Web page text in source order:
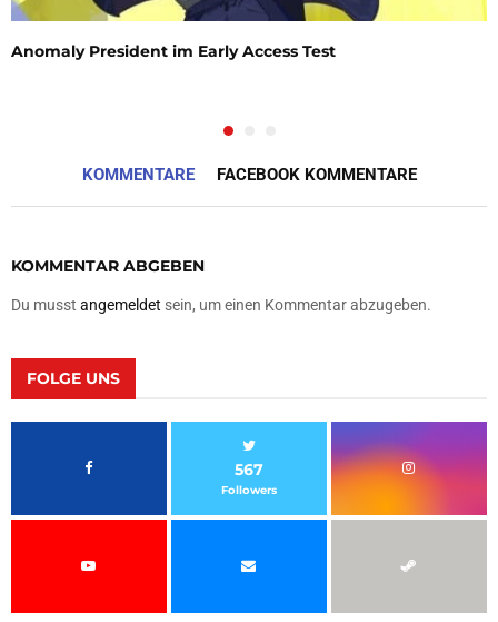
Anomaly President im Early Access Test
KOMMENTARE FACEBOOK KOMMENTARE
KOMMENTAR ABGEBEN
Du musst angemeldet sein, um einen Kommentar abzugeben.
FOLGE UNS
567
Followers